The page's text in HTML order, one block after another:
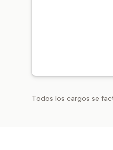
Todos los cargos se